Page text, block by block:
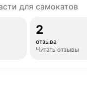
для самокатов
2
отзыва
Читать отзывы